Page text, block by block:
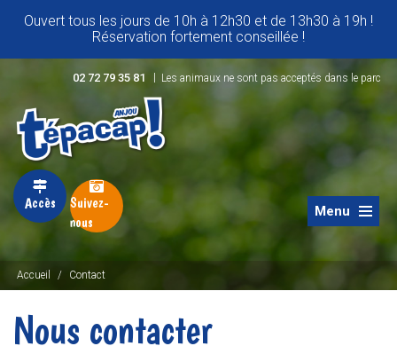
02 72 79 35 81 | Les animaux ne sont pas acceptés dans le parc
Accès
Suivez-
nous
Menu
Ouvert tous les jours de 10h à 12h30 et de 13h30 à 19h !
Réservation fortement conseillée !
Accueil / Contact
Nous contacter